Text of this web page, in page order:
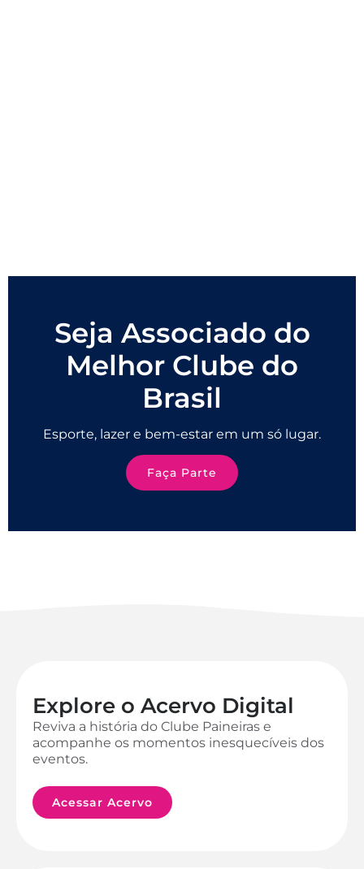
Seja Associado do
Melhor Clube do
Brasil
Esporte, lazer e bem-estar em um só lugar.
Faça Parte
Explore o Acervo Digital
Reviva a história do Clube Paineiras e
acompanhe os momentos inesquecíveis dos
eventos.
Acessar Acervo